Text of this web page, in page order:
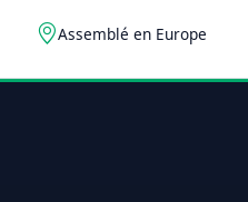
Assemblé en Europe